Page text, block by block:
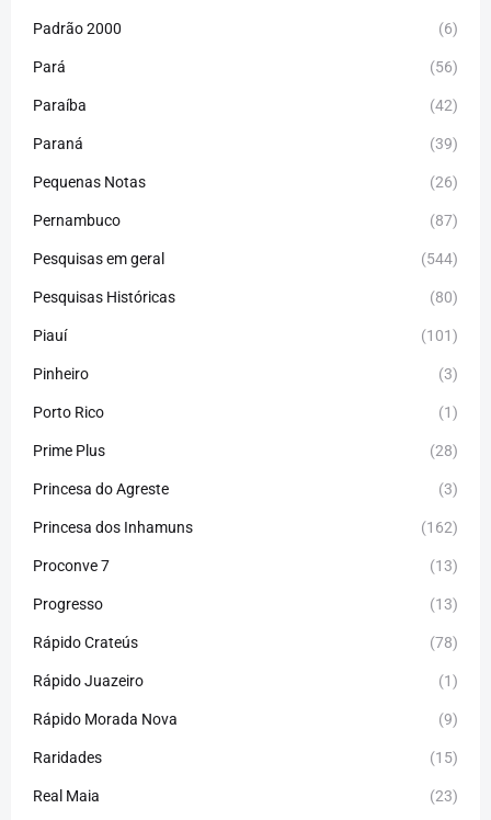
Padrão 2000 (6)
Pará (56)
Paraíba (42)
Paraná (39)
Pequenas Notas (26)
Pernambuco (87)
Pesquisas em geral (544)
Pesquisas Históricas (80)
Piauí (101)
Pinheiro (3)
Porto Rico (1)
Prime Plus (28)
Princesa do Agreste (3)
Princesa dos Inhamuns (162)
Proconve 7 (13)
Progresso (13)
Rápido Crateús (78)
Rápido Juazeiro (1)
Rápido Morada Nova (9)
Raridades (15)
Real Maia (23)